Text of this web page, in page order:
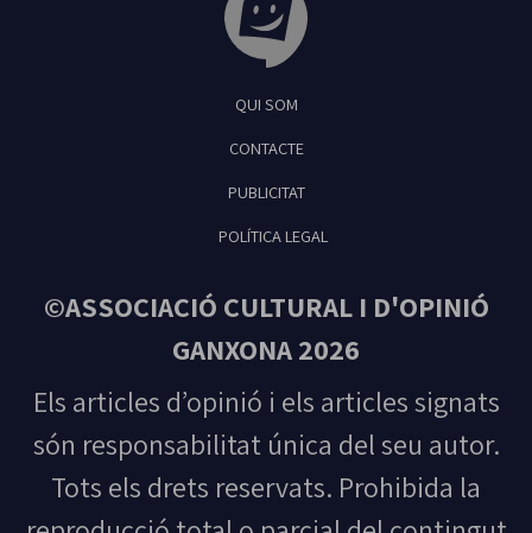
Feliu de Guíxols
QUI SOM
CONTACTE
PUBLICITAT
POLÍTICA LEGAL
©ASSOCIACIÓ CULTURAL I D'OPINIÓ
GANXONA 2026
Els articles d’opinió i els articles signats
són responsabilitat única del seu autor.
Tots els drets reservats. Prohibida la